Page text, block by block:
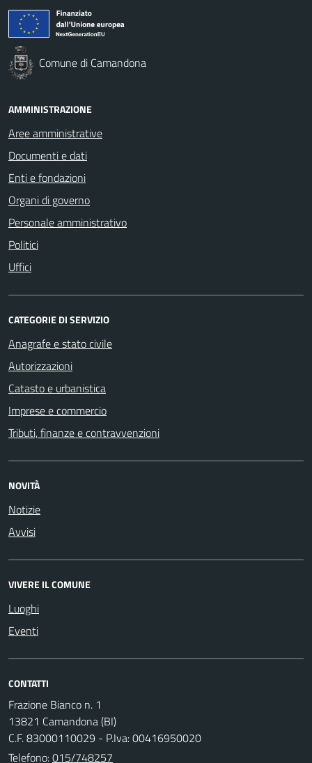
Comune di Camandona
AMMINISTRAZIONE
Aree amministrative
Documenti e dati
Enti e fondazioni
Organi di governo
Personale amministrativo
Politici
Uffici
CATEGORIE DI SERVIZIO
Anagrafe e stato civile
Autorizzazioni
Catasto e urbanistica
Imprese e commercio
Tributi, finanze e contravvenzioni
NOVITÀ
Notizie
Avvisi
VIVERE IL COMUNE
Luoghi
Eventi
CONTATTI
Frazione Bianco n. 1
13821 Camandona (BI)
C.F. 83000110029 - P.Iva: 00416950020
Telefono:015/748257